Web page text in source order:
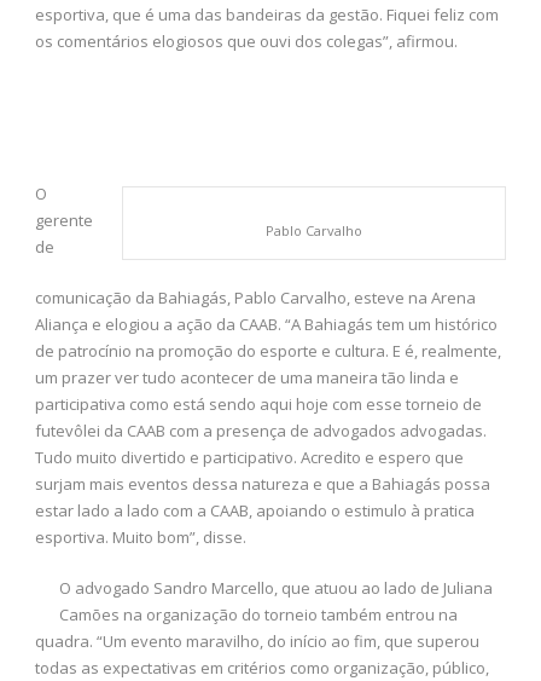
esportiva, que é uma das bandeiras da gestão. Fiquei feliz com
os comentários elogiosos que ouvi dos colegas”, afirmou.
Pablo Carvalho
O
gerente
de
comunicação da Bahiagás, Pablo Carvalho, esteve na Arena
Aliança e elogiou a ação da CAAB. “A Bahiagás tem um histórico
de patrocínio na promoção do esporte e cultura. E é, realmente,
um prazer ver tudo acontecer de uma maneira tão linda e
participativa como está sendo aqui hoje com esse torneio de
futevôlei da CAAB com a presença de advogados advogadas.
Tudo muito divertido e participativo. Acredito e espero que
surjam mais eventos dessa natureza e que a Bahiagás possa
estar lado a lado com a CAAB, apoiando o estimulo à pratica
esportiva. Muito bom”, disse.
O advogado Sandro Marcello, que atuou ao lado de Juliana
Camões na organização do torneio também entrou na
quadra. “Um evento maravilho, do início ao fim, que superou
todas as expectativas em critérios como organização, público,